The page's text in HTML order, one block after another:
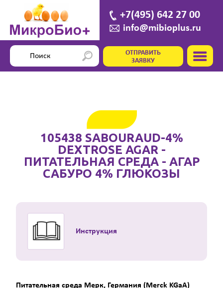
+7(495) 642 27 00
info@mibioplus.ru
ОТПРАВИТЬ
ЗАЯВКУ
105438 SABOURAUD-4%
DEXTROSE AGAR -
ПИТАТЕЛЬНАЯ СРЕДА - АГАР
САБУРО 4% ГЛЮКОЗЫ
Инструкция
Питательная среда Мерк, Германия (Merck KGaA)